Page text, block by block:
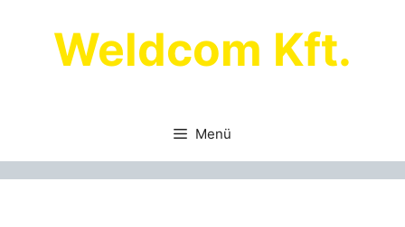
tartalombaWeldcom Kft.
Menü